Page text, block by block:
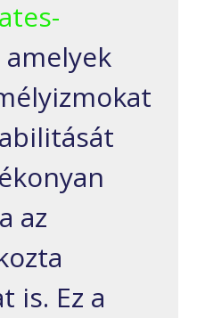
amelyek
az
is. Ez a